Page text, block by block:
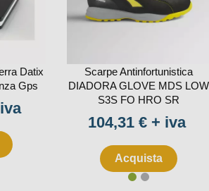
Datix
Gps
Scarpe Antinfortunistica
DIADORA GLOVE MDS LOW
S3S FO HRO SR
Prezzo
104,31 € + iva
Acquista